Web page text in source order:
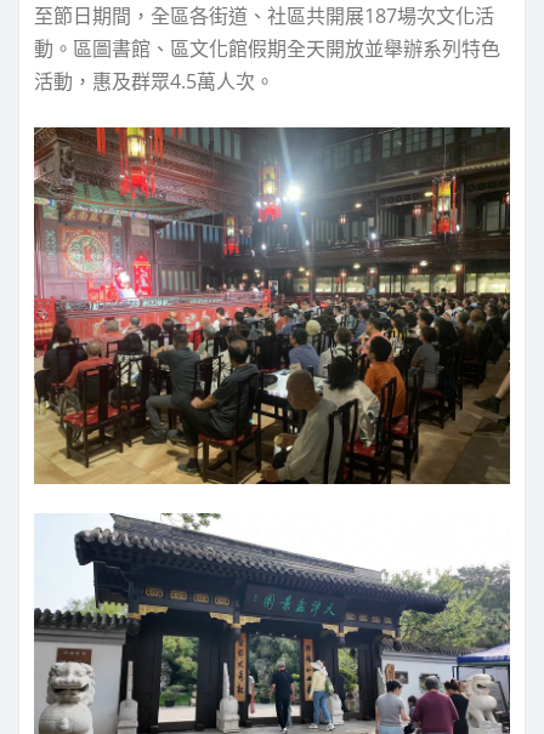
至節日期間，全區各街道、社區共開展187場次文化活
動。區圖書館、區文化館假期全天開放並舉辦系列特色
活動，惠及群眾4.5萬人次。